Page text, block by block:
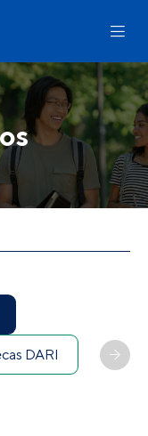
DARI